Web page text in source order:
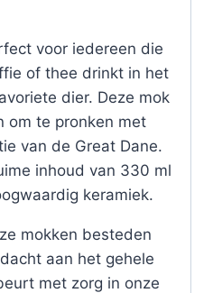
voor iedereen die
of thee drinkt in het
dier. Deze mok
om te pronken met
van de Great Dane.
inhoud van 330 ml
keramiek.
mokken besteden
aan het gehele
met zorg in onze